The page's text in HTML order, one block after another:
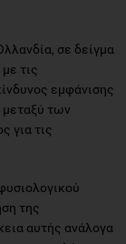
σε δείγμα
τις
εμφάνισης
μεταξύ των
για τις
της
αυτής ανάλογα